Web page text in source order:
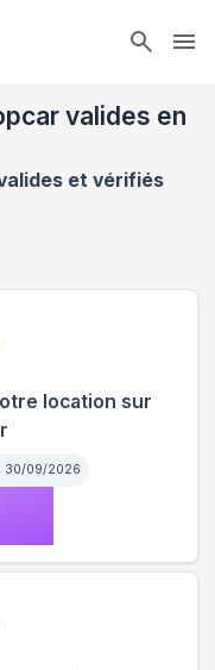
valides en
et vérifiés
location sur
30/09/2026